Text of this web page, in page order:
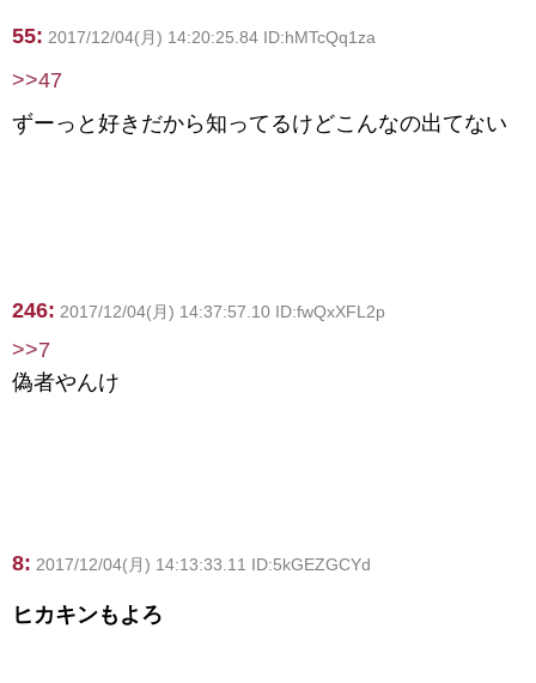
55: 2017/12/04(月) 14:20:25.84 ID:hMTcQq1za
>>47
ずーっと好きだから知ってるけどこんなの出てない
246: 2017/12/04(月) 14:37:57.10 ID:fwQxXFL2p
>>7
偽者やんけ
8: 2017/12/04(月) 14:13:33.11 ID:5kGEZGCYd
ヒカキンもよろ